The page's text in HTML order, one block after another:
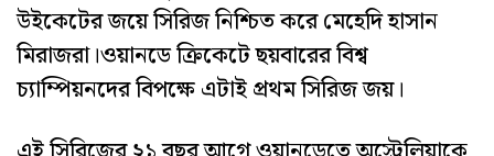
উইকেটের জয়ে সিরিজ নিশ্চিত করে মেহেদি হাসান
মিরাজরা।ওয়ানডে ক্রিকেটে ছয়বারের বিশ্ব
চ্যাম্পিয়নদের বিপক্ষে এটাই প্রথম সিরিজ জয়।